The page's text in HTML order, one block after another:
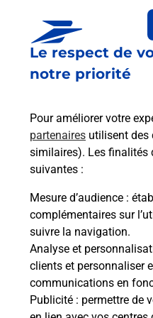
Le respect de
notre priorité
Pour améliorer votre
partenaires utilisent des
similaires). Les finalités
suivantes :
Mesure d’audience :
complémentaires sur
suivre la navigation.
Analyse et
clients et personnaliser
communications en
Publicité : permettre de
Boîte aux lettres
Prochaine collecte
09h00
10 Rue Des Fontaines
41290 Boisseau
Itinéraire
Le lien s'ouvre dans un nouvel